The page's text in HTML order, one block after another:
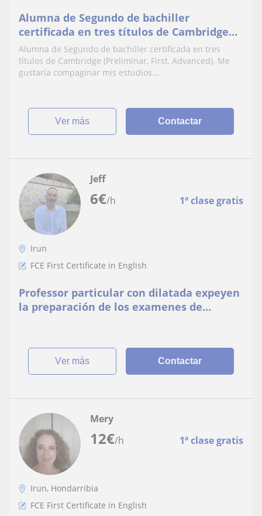
Alumna de Segundo de bachiller
certificada en tres títulos de Cambridge
(Preliminar, First, Advanced)
Alumna de Segundo de bachiller certificada en tres
títulos de Cambridge (Preliminar, First, Advanced). Me
gustaría compaginar mis estudios...
ver más Contactar
6€/h 1ª clase gratis
Jeff
Irun
FCE First Certificate in English
Professor particular con dilatada expeyen
la preparación de los examenes de
ver más Contactar
12€/h 1ª clase gratis
Mery
Irun, Hondarribia
FCE First Certificate in English